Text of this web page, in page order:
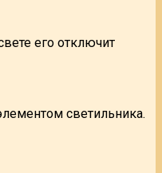
его отключит
светильника.